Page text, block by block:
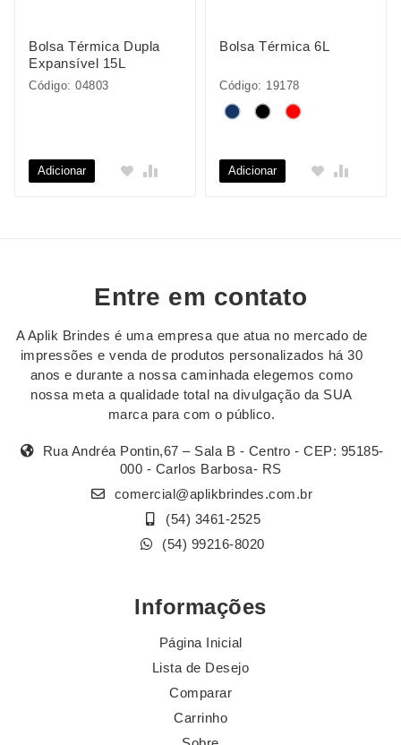
Bolsa Térmica Dupla
Expansível 15L
Código: 04803
Adicionar
Bolsa Térmica 6L
Código: 19178
Adicionar
Entre em contato
A Aplik Brindes é uma empresa que atua no mercado de
impressões e venda de produtos personalizados há 30
anos e durante a nossa caminhada elegemos como
nossa meta a qualidade total na divulgação da SUA
marca para com o público.
Rua Andréa Pontin,67 – Sala B - Centro - CEP: 95185-
000 - Carlos Barbosa- RS
comercial@aplikbrindes.com.br
(54) 3461-2525
(54) 99216-8020
Informações
Página Inicial
Lista de Desejo
Comparar
Carrinho